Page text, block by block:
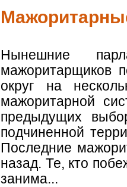
Нынешние
мажоритарщиков
округ на
мажоритарной
предыдущих
подчиненной
Последние
назад. Те, кто
занима...